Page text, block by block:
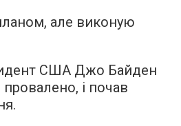
але виконую
США Джо Байден
і почав